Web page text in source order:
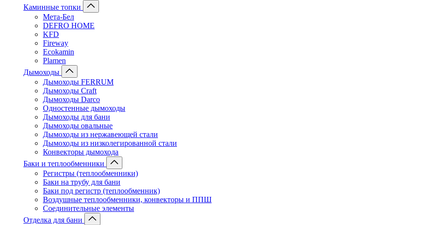
Каминные топки
Мета-Бел
DEFRO HOME
KFD
Fireway
Ecokamin
Plamen
Дымоходы
Дымоходы FERRUM
Дымоходы Craft
Дымоходы Darco
Одностенные дымоходы
Дымоходы для бани
Дымоходы овальные
Дымоходы из нержавеющей стали
Дымоходы из низколегированной стали
Конвекторы дымохода
Баки и теплообменники
Регистры (теплообменники)
Баки на трубу для бани
Баки под регистр (теплообменник)
Воздушные теплообменники, конвекторы и ППШ
Соединительные элементы
Отделка для бани